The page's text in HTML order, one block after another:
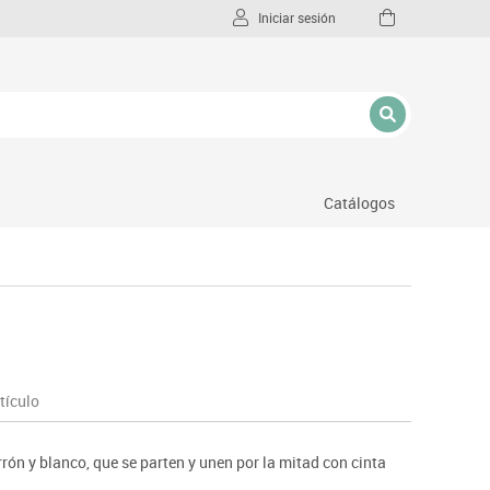
Iniciar sesión
Catálogos
y blanco, que se parten y unen por la mitad con cinta